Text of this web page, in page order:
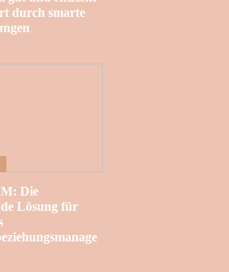
durch smarte
Die
Lösung für